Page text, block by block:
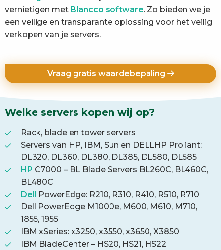
vernietigen met Blancco software. Zo bieden we je
een veilige en transparante oplossing voor het veilig
verkopen van je servers.
Vraag gratis waardebepaling
Welke servers kopen wij op?
Rack, blade en tower servers
Servers van HP, IBM, Sun en DELLHP Proliant:
DL320, DL360, DL380, DL385, DL580, DL585
HP C7000 – BL Blade Servers BL260C, BL460C,
BL480C
Dell PowerEdge: R210, R310, R410, R510, R710
Dell PowerEdge M1000e, M600, M610, M710,
1855, 1955
IBM xSeries: x3250, x3550, x3650, X3850
IBM BladeCenter – HS20, HS21, HS22